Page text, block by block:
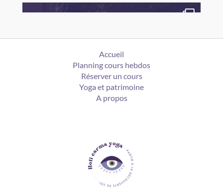
Accueil
Planning cours hebdos
Réserver un cours
Yoga et patrimoine
A propos